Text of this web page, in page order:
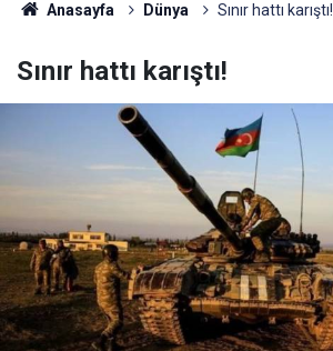
Anasayfa Dünya Sınır hattı karıştı!
Sınır hattı karıştı!